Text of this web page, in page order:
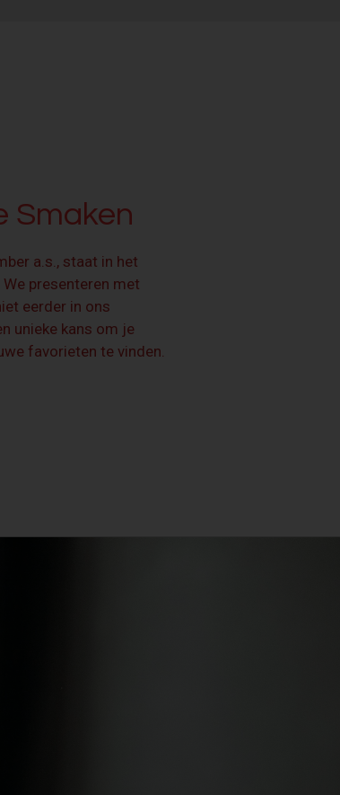
Smaken
a.s., staat in het
presenteren met
eerder in ons
unieke kans om je
favorieten te vinden.